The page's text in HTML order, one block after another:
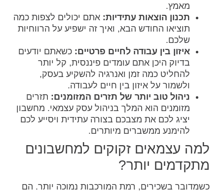
מאמץ.
תכנון הוצאות עתידיות: אתם יכולים לצפות כמה
תוציאו החודש הבא, ואיך זה ישפיע על הרווחיות
שלכם.
איזון בין עבודה לחיים פרטיים: כשאתם יודעים
בדיוק היכן אתם עומדים פיננסית, קל יותר
להחליט כמה זמן ואנרגיה להשקיע בעסק,
ולשמור על איזון בין חיים לעבודה.
ניהול טוב יותר של תזרים המזומנים: תזרים
מזומנים הוא המלך בניהול עסק עצמאי. מחשבון
יציג לכם את מצבכם בצורה עתידית ויסייע לכם
להימנע ממשברים מיותרים.
למה עצמאים זקוקים למחשבונים
מתקדמים יותר?
כשמדובר בשכירים, רמת המורכבות נמוכה יותר. הם